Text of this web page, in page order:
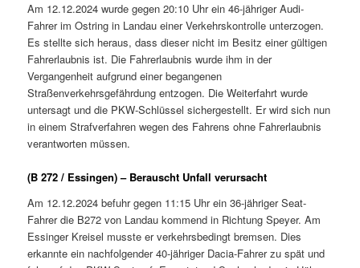
Am 12.12.2024 wurde gegen 20:10 Uhr ein 46-jähriger Audi-
Fahrer im Ostring in Landau einer Verkehrskontrolle unterzogen.
Es stellte sich heraus, dass dieser nicht im Besitz einer gültigen
Fahrerlaubnis ist. Die Fahrerlaubnis wurde ihm in der
Vergangenheit aufgrund einer begangenen
Straßenverkehrsgefährdung entzogen. Die Weiterfahrt wurde
untersagt und die PKW-Schlüssel sichergestellt. Er wird sich nun
in einem Strafverfahren wegen des Fahrens ohne Fahrerlaubnis
verantworten müssen.
(B 272 / Essingen) – Berauscht Unfall verursacht
Am 12.12.2024 befuhr gegen 11:15 Uhr ein 36-jähriger Seat-
Fahrer die B272 von Landau kommend in Richtung Speyer. Am
Essinger Kreisel musste er verkehrsbedingt bremsen. Dies
erkannte ein nachfolgender 40-jähriger Dacia-Fahrer zu spät und